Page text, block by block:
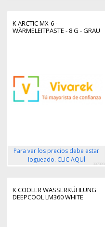
K ARCTIC MX-6 -
WÄRMELEITPASTE - 8 G - GRAU
Para ver los precios debe estar
logueado. CLIC AQUÍ
307393
K COOLER WASSERKÜHLUNG
DEEPCOOL LM360 WHITE